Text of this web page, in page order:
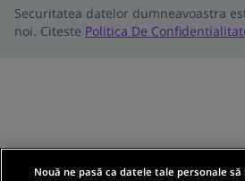
Securitatea datelor dumneavoastra
noi. Citeste Politica De
Nouă ne pasă ca datele tale personale